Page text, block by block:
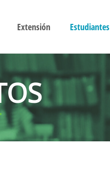
Extensión Estudiantes